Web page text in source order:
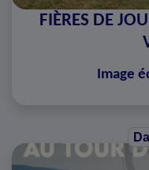
FIÈRES DE
Image